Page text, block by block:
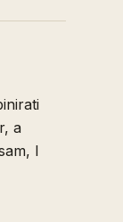
a
I